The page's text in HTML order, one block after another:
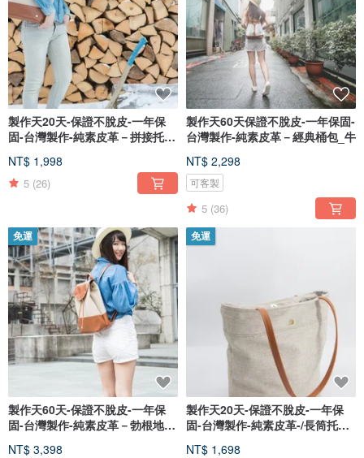
製作天20天-保證不脫皮-一年保
固-台灣製作-純素皮革－拼接托
NT$ 1,998
5 (26)
製作天60天保證不脫皮-一年保固-
台灣製作-純素皮革－經典桶包_牛
NT$ 2,298
可客製
5 (36)
免運
製作天60天-保證不脫皮-一年保
固-台灣製作-純素皮革－勃根地背
NT$ 3,398
免運
製作天20天-保證不脫皮-一年保
固-台灣製作-純素皮革-/長筒托特
NT$ 1,698